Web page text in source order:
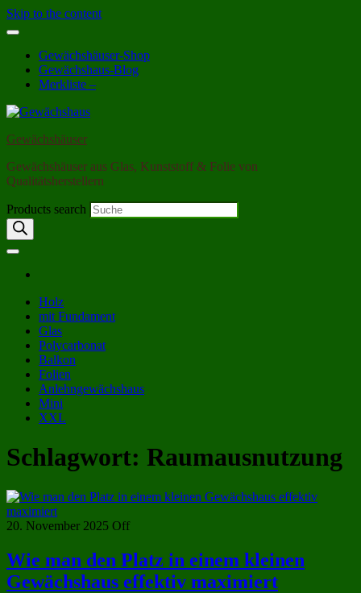
Skip to the content
Gewächshäuser-Shop
Gewächshaus-Blog
Merkliste –
Gewächshäuser
Gewächshäuser aus Glas, Kunststoff & Folie von
Qualitätsherstellern
Products search
Holz
mit Fundament
Glas
Polycarbonat
Balkon
Folien
Anlehngewächshaus
Mini
XXL
Schlagwort: Raumausnutzung
20. November 2025 Off
Wie man den Platz in einem kleinen
Gewächshaus effektiv maximiert